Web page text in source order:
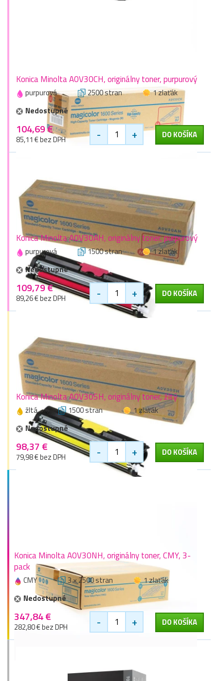
Konica Minolta A0V30CH, originálny toner, purpurový
purpurová 2500 stran
1 zlaťák
Nedostupné
104,69 €
85,11 € bez DPH - + DO KOŠÍKA
Konica Minolta A0V30AH, originálny toner, purpurový
purpurová 1500 stran
1 zlaťák
Nedostupné
109,79 €
89,26 € bez DPH - + DO KOŠÍKA
Konica Minolta A0V305H, originálny toner, žltý
žltá 1500 stran
1 zlaťák
Nedostupné
98,37 €
79,98 € bez DPH - + DO KOŠÍKA
Konica Minolta A0V30NH, originálny toner, CMY, 3-
pack
CMY 3 × 2500 stran
1 zlaťák
Nedostupné
347,84 €
282,80 € bez DPH - + DO KOŠÍKA